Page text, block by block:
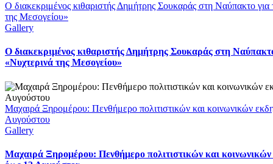
Ο διακεκριμένος κιθαριστής Δημήτρης Σουκαράς στη Ναύπακτο για
της Μεσογείου»
Gallery
Ο διακεκριμένος κιθαριστής Δημήτρης Σουκαράς στη
«Νυχτερινά της Μεσογείου»
Μαχαιρά Ξηρομέρου: Πενθήμερο πολιτιστικών και κοινωνικών
Αυγούστου
Gallery
Μαχαιρά Ξηρομέρου: Πενθήμερο πολιτιστικών και